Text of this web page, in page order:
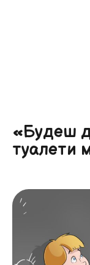
«Будеш
туалети